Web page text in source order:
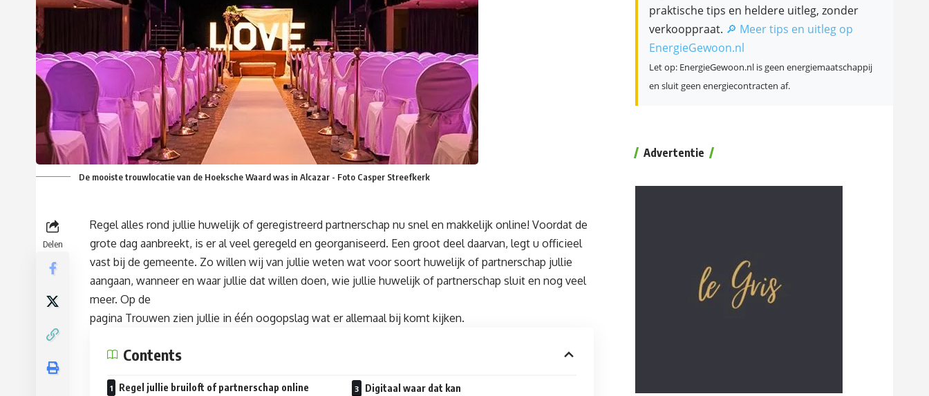
De mooiste trouwlocatie van de Hoeksche Waard was in Alcazar - Foto Casper Streefkerk
Delen
Regel alles rond jullie huwelijk of geregistreerd partnerschap nu snel en makkelijk online! Voordat de
grote dag aanbreekt, is er al veel geregeld en georganiseerd. Een groot deel daarvan, legt u officieel
vast bij de gemeente. Zo willen wij van jullie weten wat voor soort huwelijk of partnerschap jullie
aangaan, wanneer en waar jullie dat willen doen, wie jullie huwelijk of partnerschap sluit en nog veel
meer. Op de
pagina Trouwen zien jullie in één oogopslag wat er allemaal bij komt kijken.
Contents
Regel jullie bruiloft of partnerschap online Digitaal waar dat kan
praktische tips en heldere uitleg, zonder
verkooppraat. 🔎 Meer tips en uitleg op
EnergieGewoon.nl
Let op: EnergieGewoon.nl is geen energiemaatschappij
en sluit geen energiecontracten af.
Advertentie